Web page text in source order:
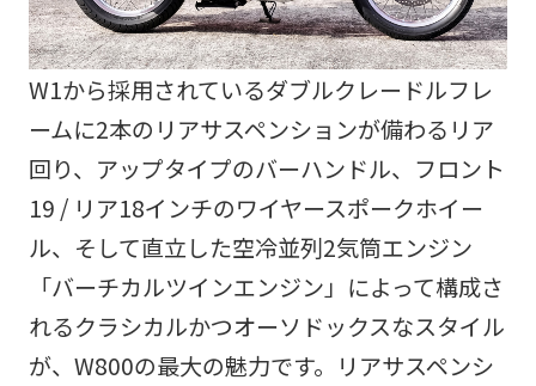
W1から採用されているダブルクレードルフレ
ームに2本のリアサスペンションが備わるリア
回り、アップタイプのバーハンドル、フロント
19 / リア18インチのワイヤースポークホイー
ル、そして直立した空冷並列2気筒エンジン
「バーチカルツインエンジン」によって構成さ
れるクラシカルかつオーソドックスなスタイル
が、W800の最大の魅力です。リアサスペンシ